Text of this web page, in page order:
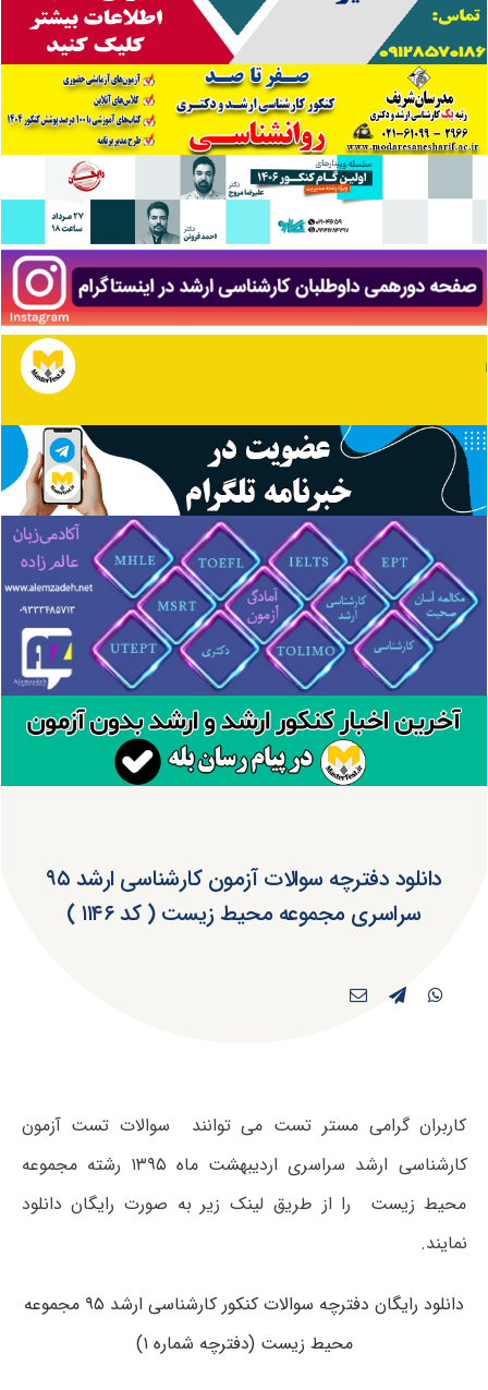
دانلود دفترچه سوالات آزمون کارشناسی ارشد ۹۵
سراسری مجموعه محیط زیست ( کد ۱۱۴۶ )
کاربران گرامی مستر تست می توانند سوالات تست آزمون
کارشناسی ارشد سراسری اردیبهشت ماه ۱۳۹۵ رشته مجموعه
محیط زیست را از طریق لینک زیر به صورت رایگان دانلود
نمایند.
دانلود رایگان دفترچه سوالات کنکور کارشناسی ارشد ۹۵ مجموعه
محیط زیست (دفترچه شماره ۱)